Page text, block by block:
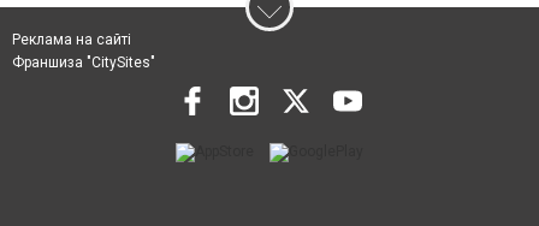
Реклама на сайті
Франшиза "CitySites"